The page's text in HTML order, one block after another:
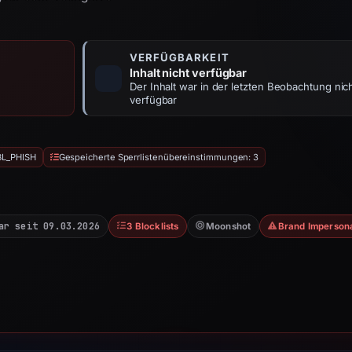
VERFÜGBARKEIT
Inhalt nicht verfügbar
Der Inhalt war in der letzten Beobachtung
verfügbar
Gespeicherte Sperrlistenübereinstimmungen: 3
seit 09.03.2026 3 Blocklists Moonshot Brand